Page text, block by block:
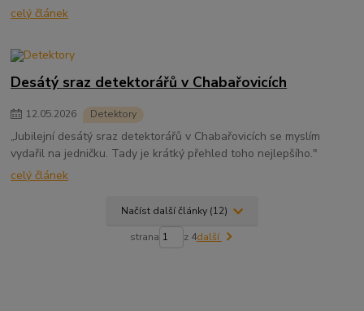
celý článek
Desátý sraz detektorářů v Chabařovicích
12.05.2026 Detektory
„Jubilejní desátý sraz detektorářů v Chabařovicích se myslím
vydařil na jedničku. Tady je krátký přehled toho nejlepšího."
celý článek
Načíst další články (12)
strana z 4další